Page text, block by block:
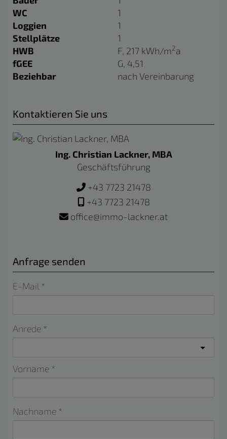
WC
1
Loggien
1
Stellplätze
1
HWB
F, 217 kWh/m2a
fGEE
G, 4,51
Beziehbar
nach Vereinbarung
Kontaktieren Sie uns
Ing. Christian Lackner, MBA
Geschäftsführung
+43 7723 21478
+43 7723 21478
office@immo-lackner.at
Anfrage senden
E-Mail
Anrede
Vorname
Nachname